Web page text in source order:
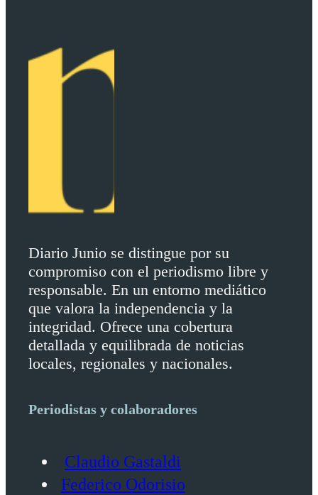
Diario Junio se distingue por su
compromiso con el periodismo libre y
responsable. En un entorno mediático
que valora la independencia y la
integridad. Ofrece una cobertura
detallada y equilibrada de noticias
locales, regionales y nacionales.
Periodistas y colaboradores
Claudio Gastaldi
Federico Odorisio